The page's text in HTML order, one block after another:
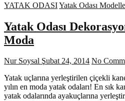
YATAK ODASIYatak Odası
Yatak Odası
Moda
Nur Soysal Şubat 24, 2014 No
Yatak uçlarına yerleştirilen çiçekli
yılın en moda yatak odaları! En sık
yatak odalarında ayakuçlarına